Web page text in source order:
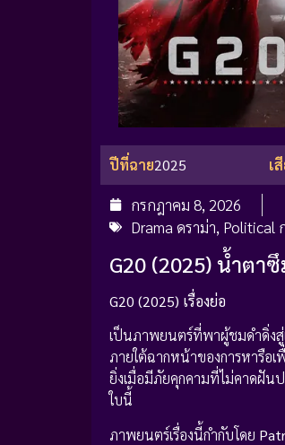
ปีที่ฉาย2025 เ
กรกฎาคม 8, 2026
Drama ดราม่า, Political
G20 (2025) น้ำตา
G20 (2025) เรื่องย่อ
เป็นภาพยนตร์ที่พาผู้ชมดำดิ่งสู่
ภายใต้ฉากหน้าของการหารื
ยิ่งเมื่อมีภัยคุกคามที่ไม่คาดฝัน
ใบนี้
ภาพยนตร์เรื่องนี้กำกับโดย